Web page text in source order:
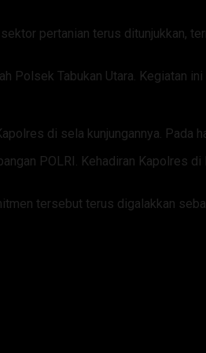
pertanian terus ditunjukkan,
Polsek Tabukan Utara. Kegiatan
di sela kunjungannya. Pada
POLRI. Kehadiran Kapolres
tersebut terus digalakkan